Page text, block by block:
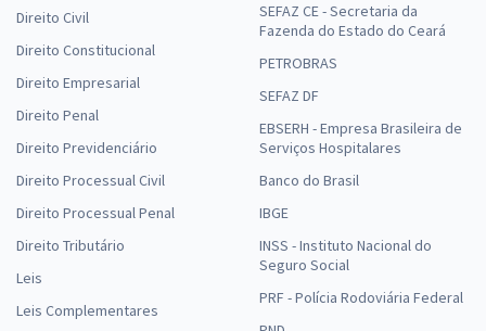
Direito Civil
Direito Constitucional
Direito Empresarial
Direito Penal
Direito Previdenciário
Direito Processual Civil
Direito Processual Penal
Direito Tributário
Leis
Leis Complementares
SEFAZ CE - Secretaria da
Fazenda do Estado do Ceará
PETROBRAS
SEFAZ DF
EBSERH - Empresa Brasileira de
Serviços Hospitalares
Banco do Brasil
IBGE
INSS - Instituto Nacional do
Seguro Social
PRF - Polícia Rodoviária Federal